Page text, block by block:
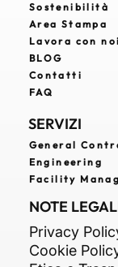
Real
perché
Sostenibilità
Area Stampa
Lavora con noi
BLOG
Contatti
FAQ
SERVIZI
General
Engineering
Facility
NOTE
Privacy
Cookie